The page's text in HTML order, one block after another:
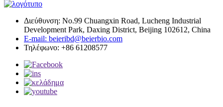
Διεύθυνση: No.99 Chuangxin Road, Lucheng Industrial
Development Park, Daxing District, Beijing 102612, China
E-mail: beieribd@beierbio.com
Τηλέφωνο: +86 61208577